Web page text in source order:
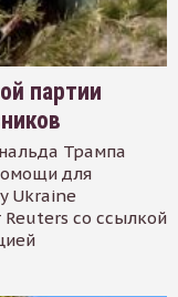
партии
Трампа
для
Ukraine
со ссылкой